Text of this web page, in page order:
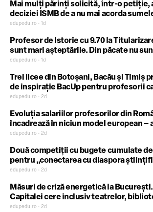
Mai mulți părinți solicită, într-o petiție,
deciziei ISMB de a nu mai acorda
posturile la plata cu ora din cadrul
la 1 septembrie, spun părinții
edupedu.ro • 1d
Profesor de Istorie cu 9.70 la
sunt mari așteptările. Din păcate nu
titularizabile
edupedu.ro • 1d
Trei licee din Botoșani, Bacău și Timiș
de inspirație BacUp pentru profesorii
la elevii lor
edupedu.ro • 2d
Evoluția salariilor profesorilor din
încadrează în niciun model european –
Eurydice: salariul crește doar 25 de ani
pentru profesori încă de la începutul
cele mai mici salarii
edupedu.ro • 2d
Două competiții cu bugete cumulate de
pentru „conectarea cu diaspora
de Autoritatea Națională pentru
participanți
edupedu.ro • 2d
Măsuri de criză energetică la
Capitalei cere inclusiv teatrelor,
muzeelor să oprească iluminatul și
edupedu.ro • 2d